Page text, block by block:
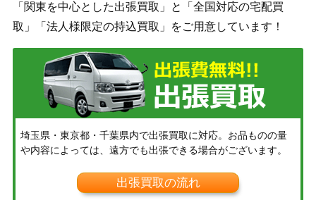
「関東を中心とした出張買取」と「全国対応の宅配買
取」「法人様限定の持込買取」をご用意しています！
埼玉県・東京都・千葉県内で出張買取に対応。お品ものの量
や内容によっては、遠方でも出張できる場合がございます。
出張買取の流れ